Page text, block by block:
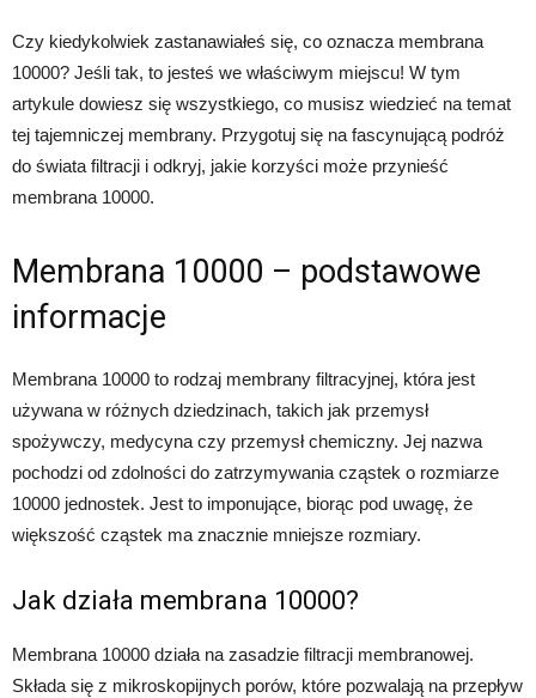
Czy kiedykolwiek zastanawiałeś się, co oznacza membrana
10000? Jeśli tak, to jesteś we właściwym miejscu! W tym
artykule dowiesz się wszystkiego, co musisz wiedzieć na temat
tej tajemniczej membrany. Przygotuj się na fascynującą podróż
do świata filtracji i odkryj, jakie korzyści może przynieść
membrana 10000.
Membrana 10000 – podstawowe
informacje
Membrana 10000 to rodzaj membrany filtracyjnej, która jest
używana w różnych dziedzinach, takich jak przemysł
spożywczy, medycyna czy przemysł chemiczny. Jej nazwa
pochodzi od zdolności do zatrzymywania cząstek o rozmiarze
10000 jednostek. Jest to imponujące, biorąc pod uwagę, że
większość cząstek ma znacznie mniejsze rozmiary.
Jak działa membrana 10000?
Membrana 10000 działa na zasadzie filtracji membranowej.
Składa się z mikroskopijnych porów, które pozwalają na przepływ